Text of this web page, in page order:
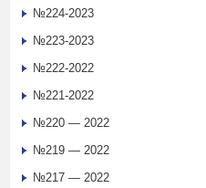
№224-2023
№223-2023
№222-2022
№221-2022
№220 — 2022
№219 — 2022
№217 — 2022